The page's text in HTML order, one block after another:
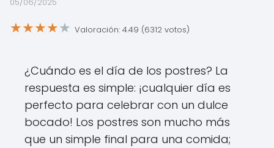
★★★★★ Valoración: 4.49 (6312 votos)
¿Cuándo es el día de los postres? La
respuesta es simple: ¡cualquier día es
perfecto para celebrar con un dulce
bocado! Los postres son mucho más
que un simple final para una comida;